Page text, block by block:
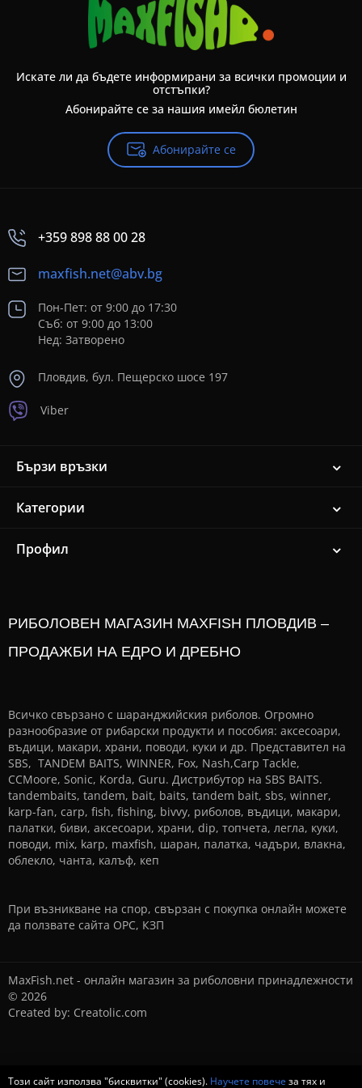
Искате ли да бъдете информирани за всички промоции и
отстъпки?
Абонирайте се за нашия имейл бюлетин
Абонирайте се
+359 898 88 00 28
maxfish.net@abv.bg
Пон-Пет: от 9:00 до 17:30
Съб: от 9:00 до 13:00
Нед: Затворено
Пловдив, бул. Пещерско шосе 197
Viber
Бързи връзки
Категории
Профил
РИБОЛОВЕН МАГАЗИН MAXFISH ПЛОВДИВ –
ПРОДАЖБИ НА ЕДРО И ДРЕБНО
Всичко свързано с шаранджийския риболов. Огромно
разнообразие от рибарски продукти и пособия: аксесоари,
въдици, макари, храни, поводи, куки и др. Представител на
SBS, TANDEM BAITS, WINNER, Fox, Nash,Carp Tackle,
CCMoore, Sonic, Korda, Guru. Дистрибутор на SBS BAITS.
tandembaits, tandem, bait, baits, tandem bait, sbs, winner,
karp-fan, carp, fish, fishing, bivvy, риболов, въдици, макари,
палатки, биви, аксесоари, храни, dip, топчета, легла, куки,
поводи, mix, karp, maxfish, шаран, палатка, чадъри, влакна,
облекло, чанта, калъф, кеп
При възникване на спор, свързан с покупка онлайн можете
да ползвате сайта ОРС, КЗП
MaxFish.net - онлайн магазин за риболовни принадлежности
© 2026
Created by: Creatolic.com
Този сайт използва "бисквитки" (cookies). Научете повече за тях и